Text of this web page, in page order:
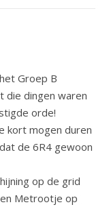
Groep B
die dingen waren
orde!
kort mogen duren
de 6R4 gewoon
op de grid
Metrootje op